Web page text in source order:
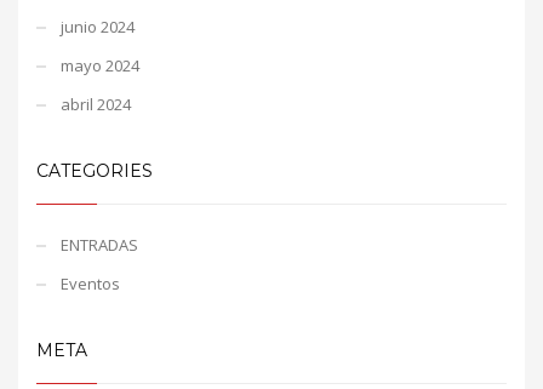
junio 2024
mayo 2024
abril 2024
CATEGORIES
ENTRADAS
Eventos
META